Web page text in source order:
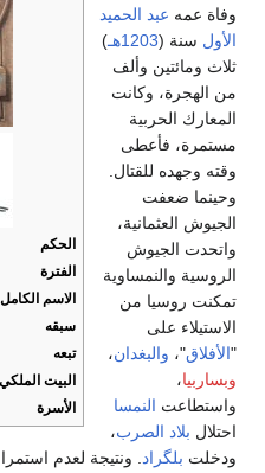
الحكم
الفترة
الاسم الكامل
سبقه
تبعه
البيت الملكي
الأسرة
وفاة عمه عبد الحميد
الأول سنة (1203هـ
)
ثلاث ومائتين وألف
من الهجرة، وكانت
المعارك الحربية
مستمرة، فأعطى
وقته وجهده للقتال.
وحينما ضعفت
الجيوش العثمانية،
واتحدت الجيوش
الروسية والنمساوية
تمكنت روسيا من
الاستيلاء على
"الأفلاق"، والبغدان،
وبساربيا،
واستطاعت النمسا
احتلال بلاد الصرب،
ودخلت بلگراد
. ونتيجة لعدم